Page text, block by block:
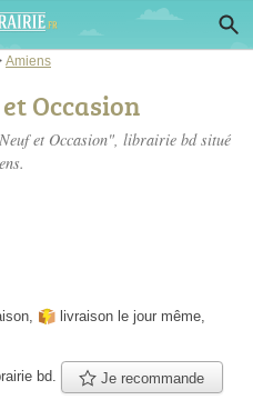
Amiens
Occasion
et Occasion", librairie bd situé
, livraison le jour même,
bd. Je recommande